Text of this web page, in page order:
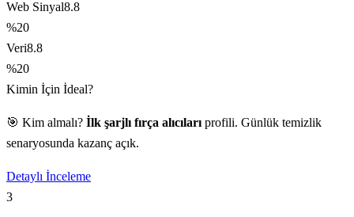
Web Sinyal8.8
%20
Veri8.8
%20
Kimin İçin İdeal?
🎯 Kim almalı? İlk şarjlı fırça alıcıları profili. Günlük temizlik
senaryosunda kazanç açık.
Detaylı İnceleme
3